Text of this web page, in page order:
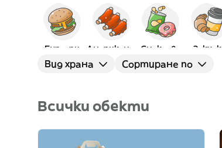
Бургери Снаксове Закуска
Вид храна Сортиране по
Всички обекти